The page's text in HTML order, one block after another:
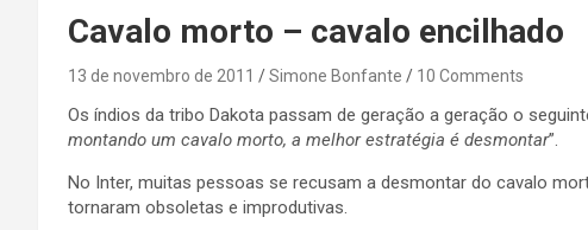
Cavalo morto – cavalo encilhado
13 de novembro de 2011 Simone Bonfante 10 Comments
Os índios da tribo Dakota passam de geração a geração o
montando um cavalo morto, a melhor estratégia é desmontar”.
No Inter, muitas pessoas se recusam a desmontar do cavalo
tornaram obsoletas e improdutivas.